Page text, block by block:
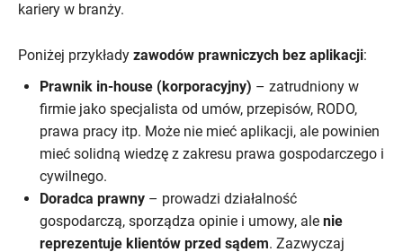
kariery w branży.
Poniżej przykłady zawodów prawniczych bez aplikacji:
Prawnik in-house (korporacyjny) – zatrudniony w
firmie jako specjalista od umów, przepisów, RODO,
prawa pracy itp. Może nie mieć aplikacji, ale powinien
mieć solidną wiedzę z zakresu prawa gospodarczego i
cywilnego.
Doradca prawny – prowadzi działalność
gospodarczą, sporządza opinie i umowy, ale nie
reprezentuje klientów przed sądem. Zazwyczaj